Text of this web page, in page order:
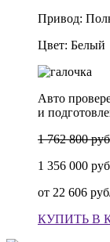
Привод:
Цвет: Белый
Авто
и
1 762 800
1 356 000
от 22 606
КУПИТЬ В